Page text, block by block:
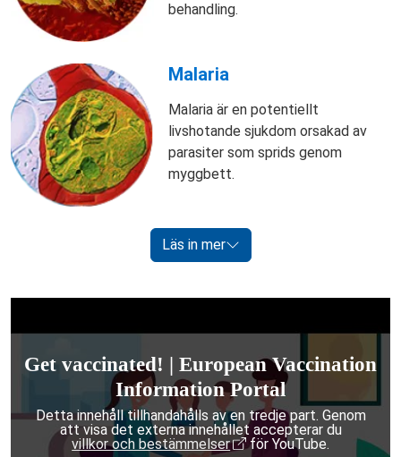
behandling.
Malaria
Malaria är en potentiellt
livshotande sjukdom orsakad av
parasiter som sprids genom
myggbett.
Läs in mer
Get vaccinated! | European Vaccination
Information Portal
Detta innehåll tillhandahålls av en tredje part. Genom
att visa det externa innehållet accepterar du
villkor och bestämmelser
för YouTube.